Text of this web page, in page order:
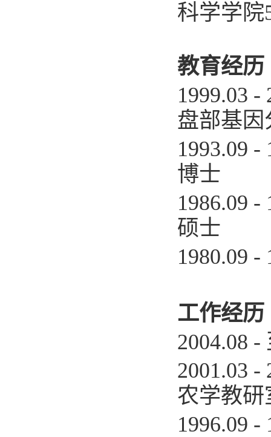
科学学院
教育经历
1999.03
盘部基因
1993.09
博士
1986.09
硕士
1980.09
工作经历
2004.08
2001.03
农学教研
1996.09